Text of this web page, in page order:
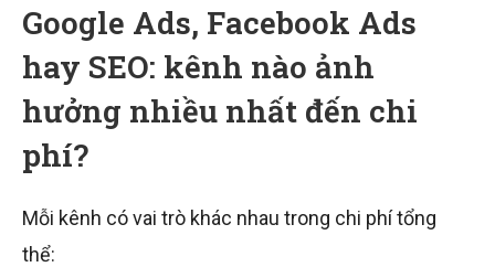
Google Ads, Facebook Ads
hay SEO: kênh nào ảnh
hưởng nhiều nhất đến chi
phí?
Mỗi kênh có vai trò khác nhau trong chi phí tổng
thể: